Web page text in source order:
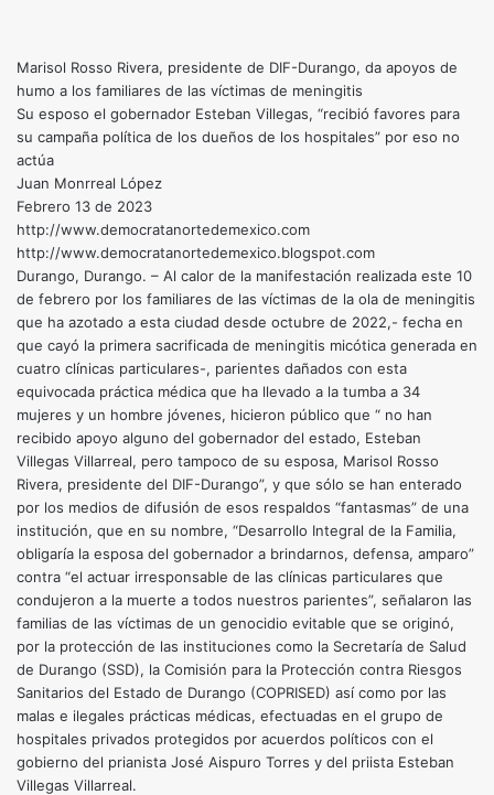
Marisol Rosso Rivera, presidente de DIF-Durango, da apoyos de
humo a los familiares de las víctimas de meningitis
Su esposo el gobernador Esteban Villegas, “recibió favores para
su campaña política de los dueños de los hospitales” por eso no
actúa
Juan Monrreal López
Febrero 13 de 2023
http://www.democratanortedemexico.com
http://www.democratanortedemexico.blogspot.com
Durango, Durango. – Al calor de la manifestación realizada este 10
de febrero por los familiares de las víctimas de la ola de meningitis
que ha azotado a esta ciudad desde octubre de 2022,- fecha en
que cayó la primera sacrificada de meningitis micótica generada en
cuatro clínicas particulares-, parientes dañados con esta
equivocada práctica médica que ha llevado a la tumba a 34
mujeres y un hombre jóvenes, hicieron público que “ no han
recibido apoyo alguno del gobernador del estado, Esteban
Villegas Villarreal, pero tampoco de su esposa, Marisol Rosso
Rivera, presidente del DIF-Durango”, y que sólo se han enterado
por los medios de difusión de esos respaldos “fantasmas” de una
institución, que en su nombre, “Desarrollo Integral de la Familia,
obligaría la esposa del gobernador a brindarnos, defensa, amparo”
contra “el actuar irresponsable de las clínicas particulares que
condujeron a la muerte a todos nuestros parientes”, señalaron las
familias de las víctimas de un genocidio evitable que se originó,
por la protección de las instituciones como la Secretaría de Salud
de Durango (SSD), la Comisión para la Protección contra Riesgos
Sanitarios del Estado de Durango (COPRISED) así como por las
malas e ilegales prácticas médicas, efectuadas en el grupo de
hospitales privados protegidos por acuerdos políticos con el
gobierno del prianista José Aispuro Torres y del priista Esteban
Villegas Villarreal.